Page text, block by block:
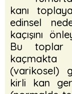
kanı
edinsel
kaçışını
Bu toplar
kaçmakta
(varikosel)
kirli kan